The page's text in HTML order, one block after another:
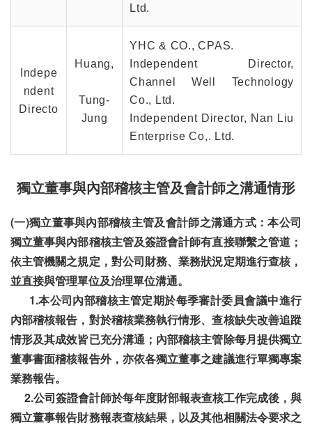
Ltd.
Indepe
ndent
Directo
Huang,
Tung-
Jung
YHC & CO., CPAS.
Independent Director,
Channel Well Technology
Co., Ltd.
Independent Director, Nan Liu
Enterprise Co,. Ltd.
獨立董事與內部稽核主管及會計師之溝通情形
(一)獨立董事與內部稽核主管及會計師之溝通方式：本公司
獨立董事與內部稽核主管及簽證會計師有直接聯繫之管道；
依主管機關之規定，對公司財務、業務狀況定期進行查核，
並直接與管理單位及治理單位溝通。
1.本公司內部稽核主管定期於每季審計委員會議中進行
內部稽核報告，對於稽核業務執行情形、查核缺失改善追蹤
情形及其成效皆已充分溝通；內部稽核主管除每月提供獨立
董事書面稽核報告外，亦依各獨立董事之建議進行單獨專案
業務報告。
2.公司簽證會計師於每年度財部報表查核工作完成後，與
獨立董事報告財務報表查核結果，以及其他相關法令要求之